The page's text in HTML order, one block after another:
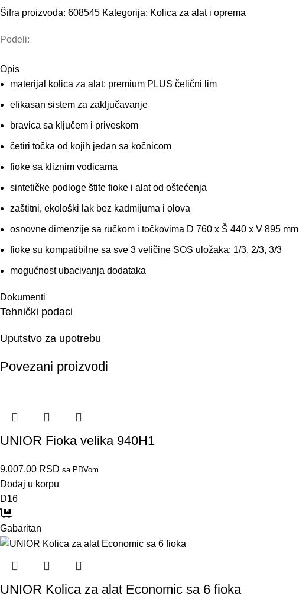
Šifra proizvoda: 608545 Kategorija: Kolica za alat i oprema
Podeli:
Opis
materijal kolica za alat: premium PLUS čelični lim
efikasan sistem za zaključavanje
bravica sa ključem i priveskom
četiri točka od kojih jedan sa kočnicom
fioke sa kliznim vođicama
sintetičke podloge štite fioke i alat od oštećenja
zaštitni, ekološki lak bez kadmijuma i olova
osnovne dimenzije sa ručkom i točkovima D 760 x Š 440 x V 895 mm
fioke su kompatibilne sa sve 3 veličine SOS uložaka: 1/3, 2/3, 3/3
mogućnost ubacivanja dodataka
Dokumenti
Tehnički podaci
Uputstvo za upotrebu
Povezani proizvodi
UNIOR Fioka velika 940H1
9.007,00 RSD sa PDVom
Dodaj u korpu
D16
Gabaritan
UNIOR Kolica za alat Economic sa 6 fioka